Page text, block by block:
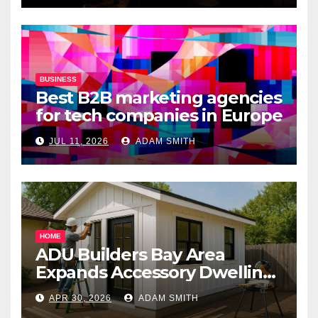
BUSINESS
Best B2B marketing agencies
for tech companies in Europe
JUL 11, 2026 ADAM SMITH
HOME
ADU Builders Bay Area
Expands Accessory Dwelling
Unit Solutions for
Homeowners Across
APR 30, 2026 ADAM SMITH